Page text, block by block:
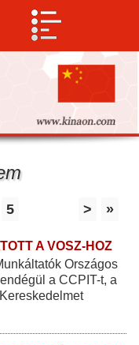
5 > »
A VOSZ-HOZ
Országos
a CCPIT-t, a